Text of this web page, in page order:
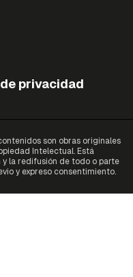
privacidad
son obras originales
Intelectual. Está
la redifusión de todo o parte
y expreso consentimiento.